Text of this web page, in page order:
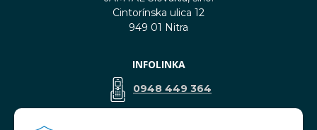
Cintorínska ulica 12
949 01 Nitra
INFOLINKA
0948 449 364